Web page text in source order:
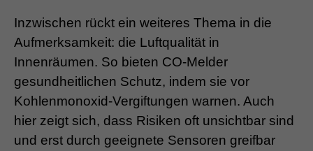
Inzwischen rückt ein weiteres Thema in die
Aufmerksamkeit: die Luftqualität in
Innenräumen. So bieten CO-Melder
gesundheitlichen Schutz, indem sie vor
Kohlenmonoxid-Vergiftungen warnen. Auch
hier zeigt sich, dass Risiken oft unsichtbar sind
und erst durch geeignete Sensoren greifbar